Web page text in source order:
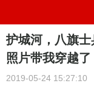
护城河，八旗
照片带我穿越了
2019-05-24 15:27:10